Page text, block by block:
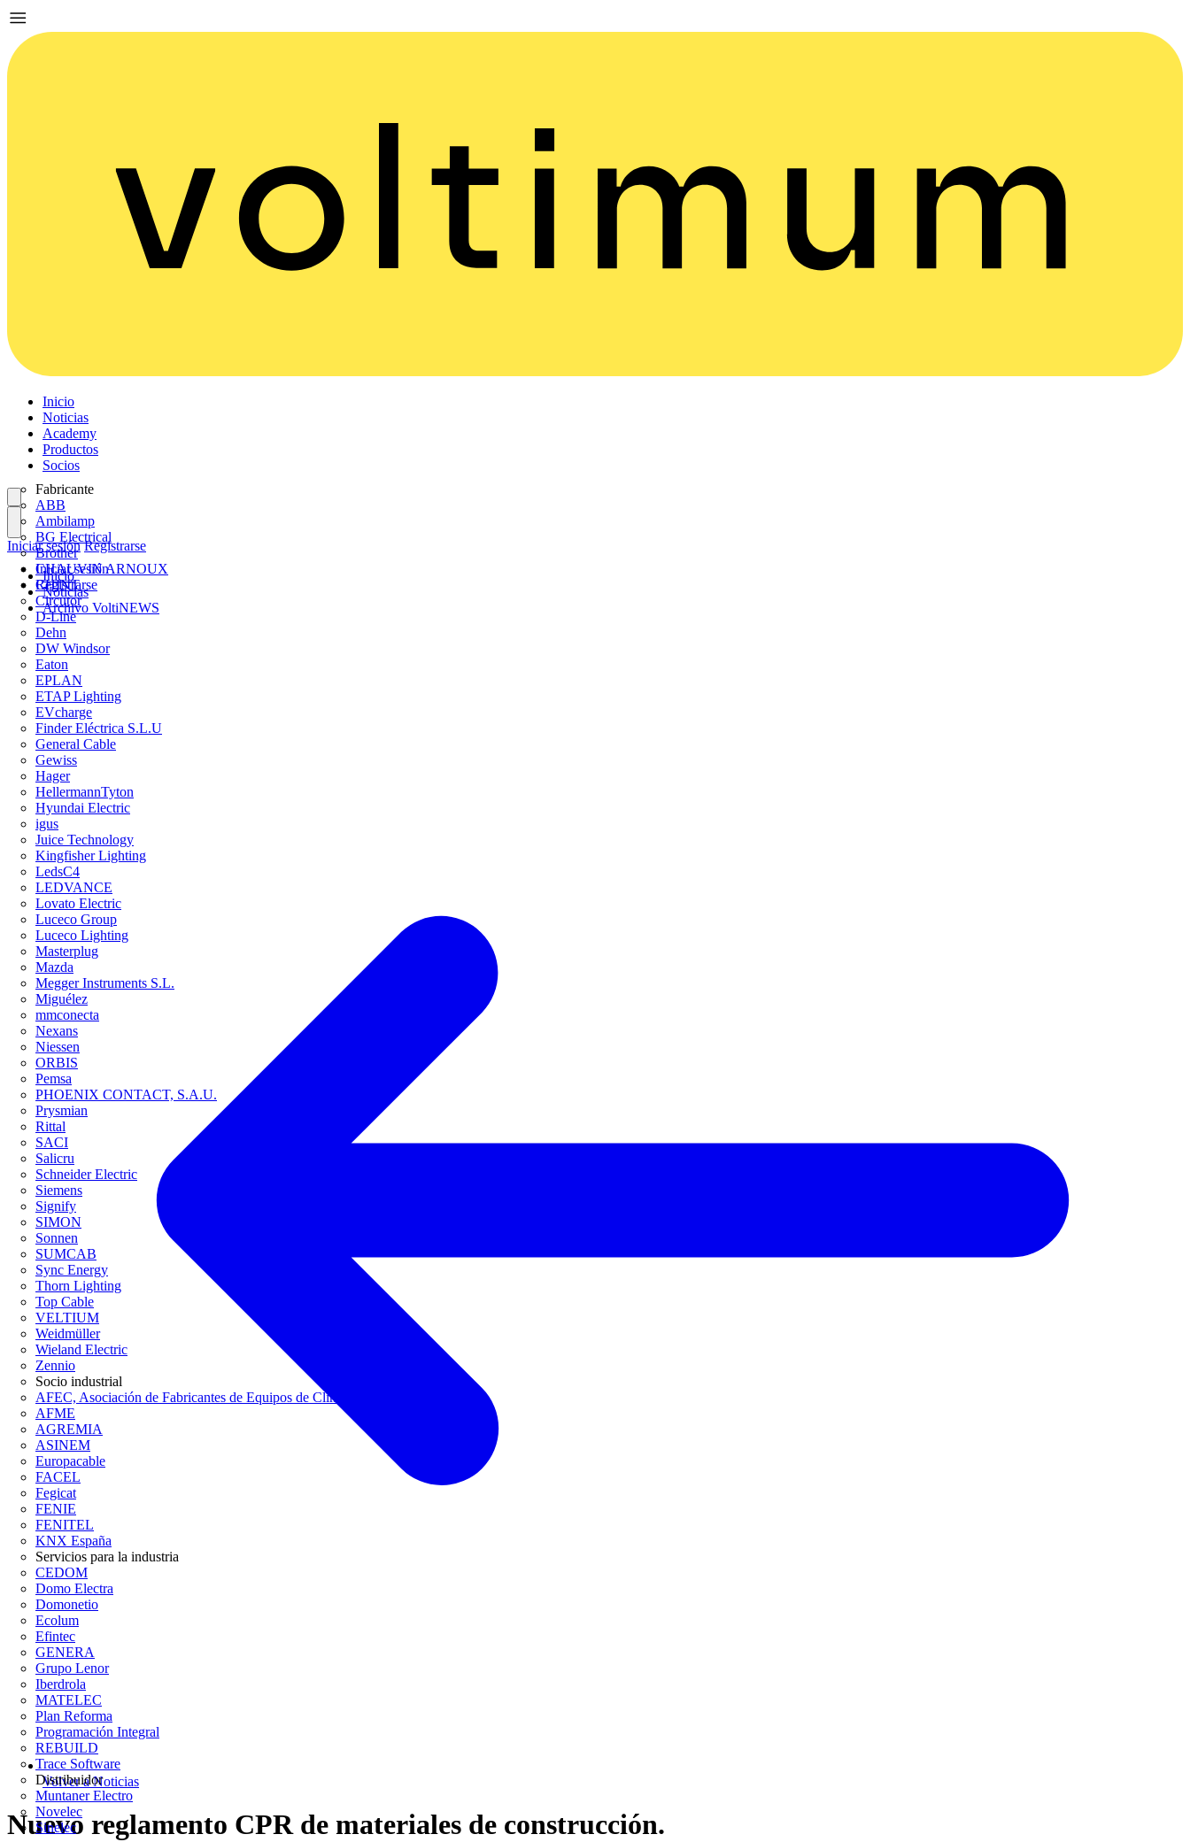
Inicio
Noticias
Academy
Productos
Socios
Fabricante
ABB
Ambilamp
BG Electrical
Brother
CHAUVIN ARNOUX
CHINT
Circutor
D-Line
Dehn
DW Windsor
Eaton
EPLAN
ETAP Lighting
EVcharge
Finder Eléctrica S.L.U
General Cable
Gewiss
Hager
HellermannTyton
Hyundai Electric
igus
Juice Technology
Kingfisher Lighting
LedsC4
LEDVANCE
Lovato Electric
Luceco Group
Luceco Lighting
Masterplug
Mazda
Megger Instruments S.L.
Miguélez
mmconecta
Nexans
Niessen
ORBIS
Pemsa
PHOENIX CONTACT, S.A.U.
Prysmian
Rittal
SACI
Salicru
Schneider Electric
Siemens
Signify
SIMON
Sonnen
SUMCAB
Sync Energy
Thorn Lighting
Top Cable
VELTIUM
Weidmüller
Wieland Electric
Zennio
Socio industrial
AFEC, Asociación de Fabricantes de Equipos de Climatización
AFME
AGREMIA
ASINEM
Europacable
FACEL
Fegicat
FENIE
FENITEL
KNX España
Servicios para la industria
CEDOM
Domo Electra
Domonetio
Ecolum
Efintec
GENERA
Grupo Lenor
Iberdrola
MATELEC
Plan Reforma
Programación Integral
REBUILD
Trace Software
Distribuidor
Muntaner Electro
Novelec
Sinelec
Iniciar sesión
Registrarse
Iniciar sesión Registrarse
Inicio
Noticias
Archivo VoltiNEWS
Volver a Noticias
Nuevo reglamento CPR de materiales de construcción.